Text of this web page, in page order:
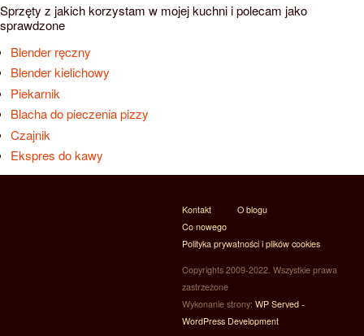
Sprzęty z jakich korzystam w mojej kuchni i polecam jako
sprawdzone
Blender ręczny
Blender kielichowy
Piekarnik
Blacha do pieczenia pizzy
Czajnik
Ekspres do kawy
Kontakt
O blogu
Co nowego
Polityka prywatności i plików cookies
Copyrights 2009-2022. Wszystkie prawa
zastrzeżone
Wykonanie strony: WP Served -
WordPress Development